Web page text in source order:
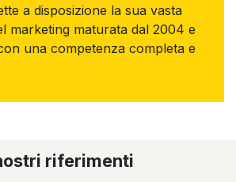
a disposizione la sua vasta
marketing maturata dal 2004 e
una competenza completa e
riferimenti